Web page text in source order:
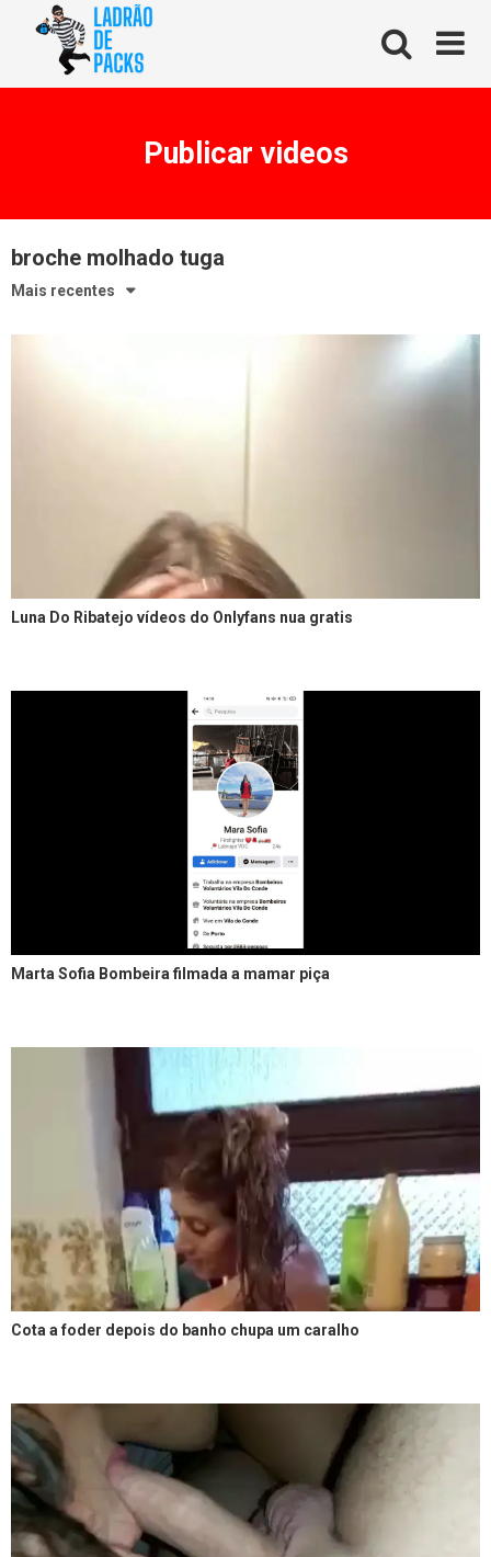
Publicar videos
broche molhado tuga
Mais recentes
Luna Do Ribatejo vídeos do Onlyfans nua gratis
Marta Sofia Bombeira filmada a mamar piça
Cota a foder depois do banho chupa um caralho